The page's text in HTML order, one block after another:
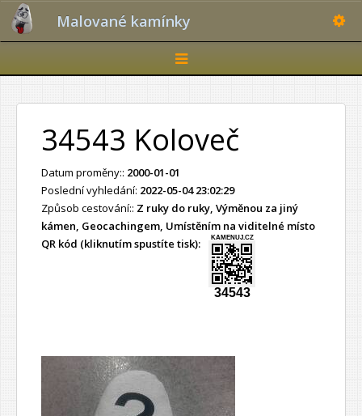
Malované kamínky
Toggle
navigation
34543 Koloveč
Datum proměny:: 2000-01-01
Poslední vyhledání: 2022-05-04 23:02:29
Způsob cestování:: Z ruky do ruky, Výměnou za jiný
kámen, Geocachingem, Umístěním na viditelné místo
QR kód (kliknutím spustíte tisk):
KAMENUJ.CZ
34543